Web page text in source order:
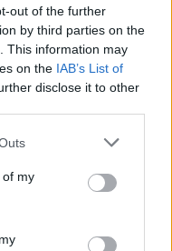
out of the further
by third parties on the
This information may
on the IAB’s List of
disclose it to other
one or more Google
You may click to
its third-party tags to
in below Google
of my
and roll